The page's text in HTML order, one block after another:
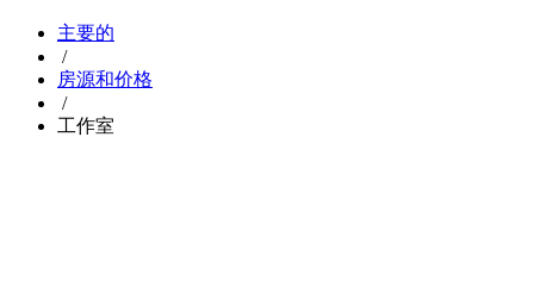
主要的
/
房源和价格
/
工作室